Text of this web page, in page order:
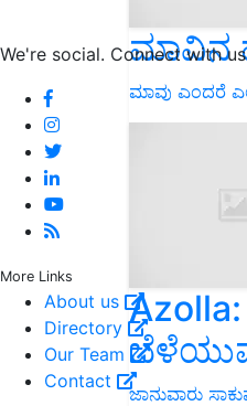
We're social. Connect with
More Links
About us
Directory
Our Team
Contact
ಮಾವಿನ
ಮಾವು ಎಂದರೆ
ಜಾನುವಾರು